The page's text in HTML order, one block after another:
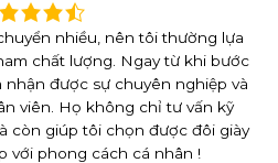
nhiều, nên tôi thường lựa
chất lượng. Ngay từ khi bước
nhận được sự chuyên nghiệp và
viên. Họ không chỉ tư vấn kỹ
còn giúp tôi chọn được đôi giày
với phong cách cá nhân !